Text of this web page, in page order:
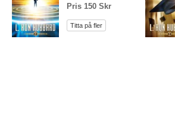
Pris 150 Skr
Titta på fler